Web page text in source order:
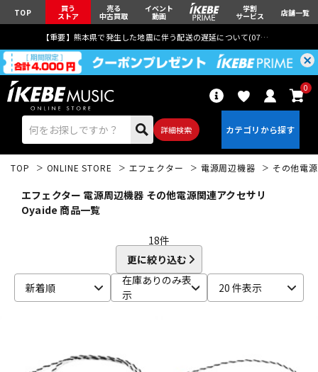
TOP 買う
ストア
売る
中古買取
イベント
動画
学割
サービス 店舗一覧
【重要】熊本県で発生した地震に伴う配送の遅延について(07月29日
詳細検索
0
ベース ウクレレ
TOP ONLINE STORE エフェクター 電源周辺機器 その他電
エフェクター 電源周辺機器 その他電源関連アクセサリ
Oyaide 商品一覧
18件
更に絞り込む
新着順
在庫ありのみ表
示
20 件表示